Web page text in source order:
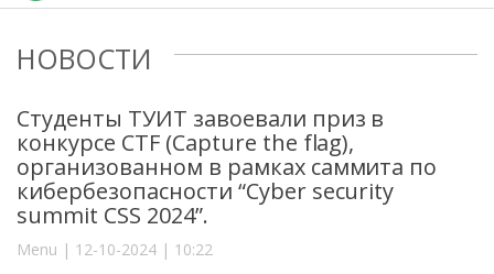
НОВОСТИ
Студенты ТУИТ завоевали приз в
конкурсе CTF (Capture the flag),
организованном в рамках саммита по
кибербезопасности “Cyber security
summit CSS 2024”.
Menu | 12-10-2024 | 10:22